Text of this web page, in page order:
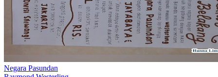
Negara Pasundan